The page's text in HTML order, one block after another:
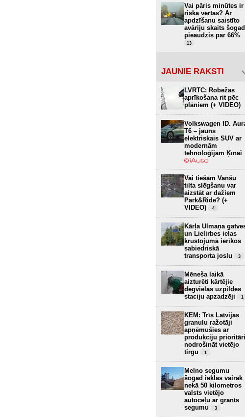
Vai pāris minūtes ir
riska vērtas? Ar
apdzīšanu saistīto
avāriju skaits šogad
pieaudzis par 66%
13
JAUNIE RAKSTI
LVRTC: Robežas
aprīkošana rit pēc
plāniem (+ VIDEO)
Volkswagen ID.
T6 – jauns
elektriskais SUV ar
modernām
tehnoloģijām Ķīnai
Vai tiešām Vanšu
tilta slēgšanu var
aizstāt ar dažiem
Park&Ride? (+
VIDEO)
4
Kārļa Ulmaņa
un Lielirbes ielas
krustojumā ierīkos
sabiedriskā
transporta joslu
3
Mēneša laikā
aizturēti kārtējie
degvielas uzpildes
staciju apzadzēji
1
KEM: Trīs Latvijas
granulu ražotāji
apņēmušies ar
produkciju prioritāri
nodrošināt vietējo
tirgu
1
Melno segumu
šogad ieklās vairāk
nekā 50 kilometros
valsts vietējo
autoceļu ar grants
segumu
3